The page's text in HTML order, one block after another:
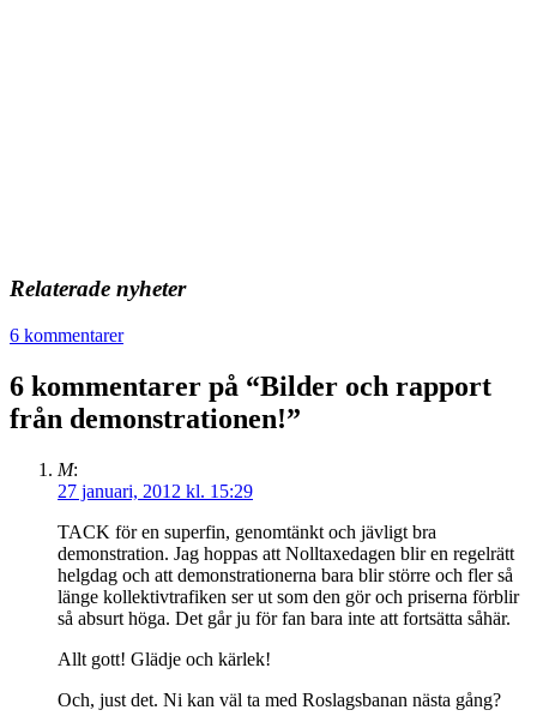
Relaterade nyheter
6 kommentarer
6 kommentarer på “Bilder och rapport
från demonstrationen!”
M:
27 januari, 2012 kl. 15:29
TACK för en superfin, genomtänkt och jävligt bra
demonstration. Jag hoppas att Nolltaxedagen blir en regelrätt
helgdag och att demonstrationerna bara blir större och fler så
länge kollektivtrafiken ser ut som den gör och priserna förblir
så absurt höga. Det går ju för fan bara inte att fortsätta såhär.
Allt gott! Glädje och kärlek!
Och, just det. Ni kan väl ta med Roslagsbanan nästa gång?